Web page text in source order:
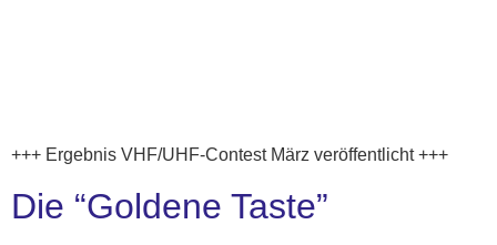
+++ Ergebnis VHF/UHF-Contest März veröffentlicht +++
Die “Goldene Taste”